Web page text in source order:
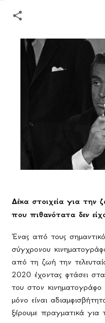
Δέκα στοιχεία για την
που πιθανότατα δεν
Ένας από τους
σύγχρονου
από τη ζωή την
2020 έχοντας φτάσει
του στον
μόνο είναι
ξέρουμε πραγματικά για